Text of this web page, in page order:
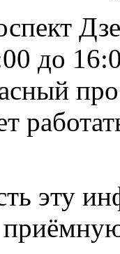
до
эту